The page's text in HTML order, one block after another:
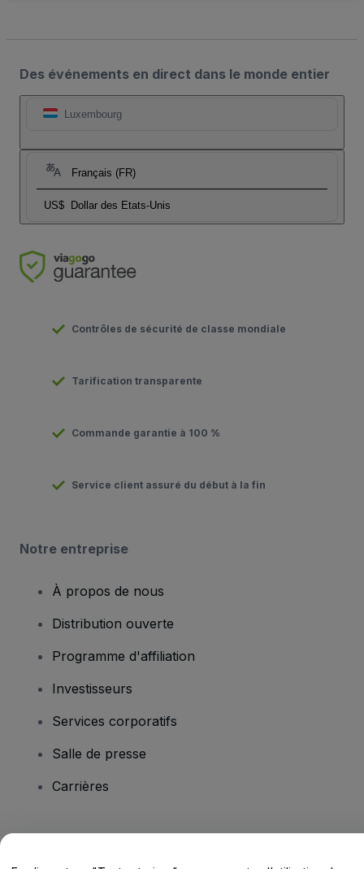
Des événements en direct dans le monde entier
Luxembourg
Français (FR)
US$ Dollar des Etats-Unis
Contrôles de sécurité de classe mondiale
Tarification transparente
Commande garantie à 100 %
Service client assuré du début à la fin
Notre entreprise
À propos de nous
Distribution ouverte
Programme d'affiliation
Investisseurs
Services corporatifs
Salle de presse
Carrières